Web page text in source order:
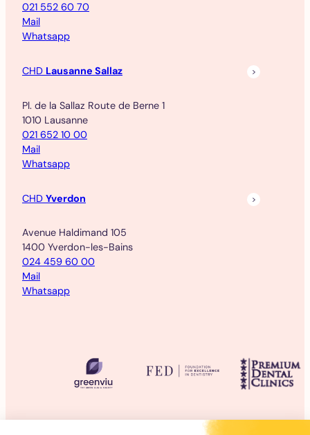
021 552 60 70
Mail
Whatsapp
CHD Lausanne Sallaz
Pl. de la Sallaz Route de Berne 1
1010 Lausanne
021 652 10 00
Mail
Whatsapp
CHD Yverdon
Avenue Haldimand 105
1400 Yverdon-les-Bains
024 459 60 00
Mail
Whatsapp